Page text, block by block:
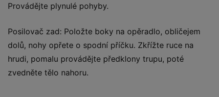
Provádějte plynulé pohyby.
Posilovač zad: Položte boky na opěradlo, obličejem
dolů, nohy opřete o spodní příčku. Zkřížte ruce na
hrudi, pomalu provádějte předklony trupu, poté
zvedněte tělo nahoru.